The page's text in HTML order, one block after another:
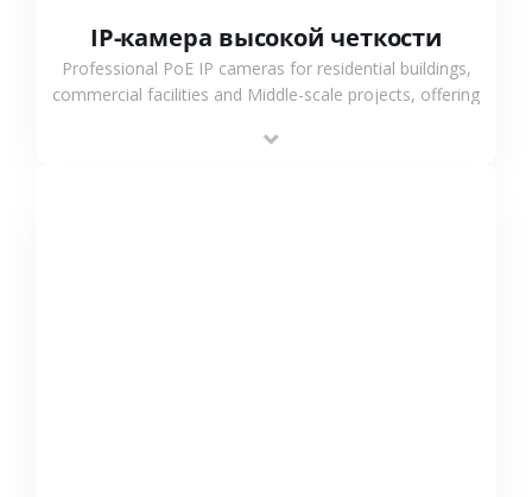
IP-камера высокой четкости
Professional PoE IP cameras for residential buildings,
commercial facilities and Middle-scale projects, offering
support.